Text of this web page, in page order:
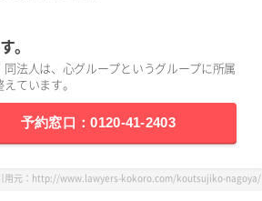
。
法人は、心グループというグループに所属
ています。
予約窓口：0120-41-2403
用元：http://www.lawyers-kokoro.com/koutsujiko-nagoya/